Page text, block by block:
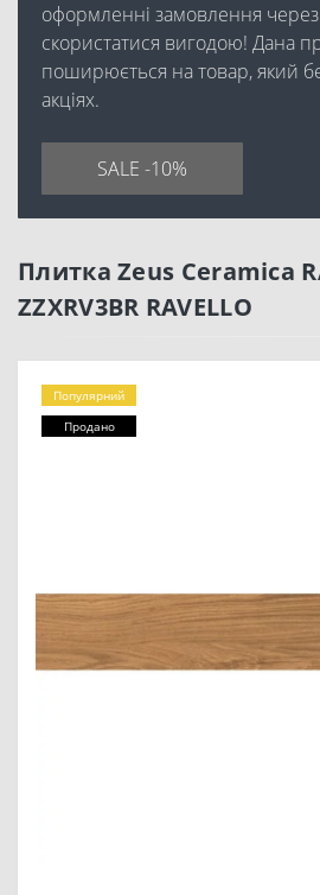
оформленні замовлення
скористатися вигодою! Дана
поширюється на товар, який
акціях.
SALE -10%
Плитка Zeus Ceramica
ZZXRV3BR RAVELLO
Популярний
Продано